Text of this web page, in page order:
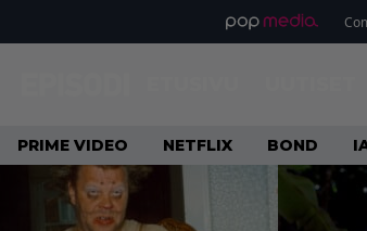
PRIME VIDEO NETFLIX BOND